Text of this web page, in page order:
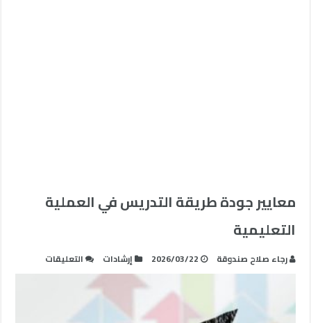
معايير جودة طريقة التدريس في العملية
التعليمية
رجاء صلاح صندوقة 2026/03/22 إرشادات التعليقات